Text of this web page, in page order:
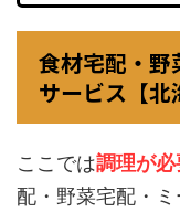
食材宅配・野
サービス【北
ここでは調理が必
配・野菜宅配・ミ